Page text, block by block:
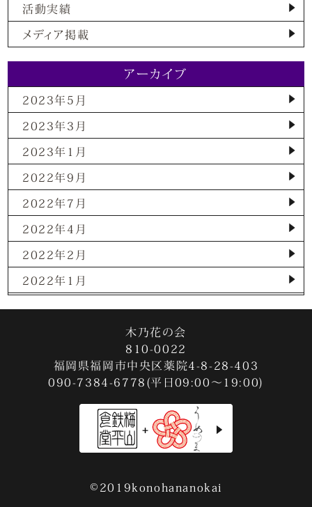
活動実績
メディア掲載
アーカイブ
2023年5月
2023年3月
2023年1月
2022年9月
2022年7月
2022年4月
2022年2月
2022年1月
2021年12月
2021年10月
2021年9月
2021年8月
2020年12月
木乃花の会
810-0022
福岡県福岡市中央区薬院4-8-28-403
090-7384-6778(平日09:00～19:00)
©2019konohananokai